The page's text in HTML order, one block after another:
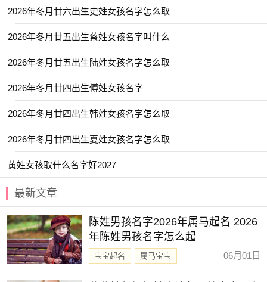
【冰莹】 【兰佩】 【佩琼】 【云碧】
【卓远】 【卿林】 【书言】 【佳昊】
【云易】 【与夏】 【乐善】 【亦闲】
【乐善】 【乔毅】 【云溪】 【亦洋】
【书言】 【予初】 【云溪】 【乐川】
【云浩】 【仰浩】 【乐钧】 【亦闲】
【乐绮】 【其书】 【书敏】 【乐渝】
【亦仁】 【云栋】 【
【卿莞】 【书蕴】 【云昕】 【书颜】
【予欣】 【乐淳】 【佳琪】 【书梦】
【元姝】 【冰颜】 【元雅】 【允廷】
【乔苒】 【义瑶】 【乐洋】 【卿林】
【书智】 【予诺】 【乔雅】 【佳辰】
2026年冬月廿六出生史姓女孩名字怎么取
2026年冬月廿五出生蔡姓女孩名字叫什么
2026年冬月廿五出生陆姓女孩名字怎么取
2026年冬月廿四出生傅姓女孩名字
2026年冬月廿四出生韩姓女孩名字怎么取
2026年冬月廿四出生夏姓女孩名字怎么取
黄姓女孩取什么名字好2027
最新文章
陈姓男孩名字2026年属马起名 2026
年陈姓男孩名字怎么起
宝宝起名
属马宝宝
新生儿取名
06月01日